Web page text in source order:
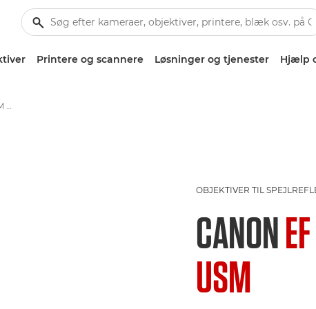
Printere og scannere Løsninger og tjenester Hjælp
Canon EF 85mm f/1.2L II USM - Lenses - Camera & Photo lenses
OBJEKTIVER TIL
CANON
USM